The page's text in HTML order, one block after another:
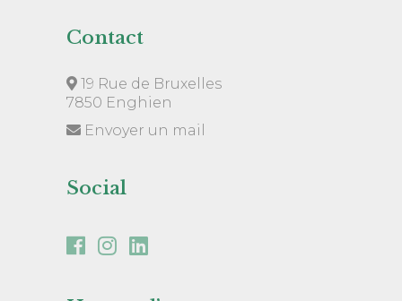
Contact
19 Rue de Bruxelles
7850 Enghien
Envoyer un mail
Social